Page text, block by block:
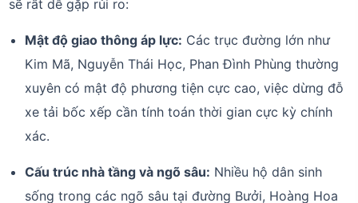
sẽ rất dễ gặp rủi ro:
Mật độ giao thông áp lực: Các trục đường lớn như
Kim Mã, Nguyễn Thái Học, Phan Đình Phùng thường
xuyên có mật độ phương tiện cực cao, việc dừng đỗ
xe tải bốc xếp cần tính toán thời gian cực kỳ chính
xác.
Cấu trúc nhà tầng và ngõ sâu: Nhiều hộ dân sinh
sống trong các ngõ sâu tại đường Bưởi, Hoàng Hoa